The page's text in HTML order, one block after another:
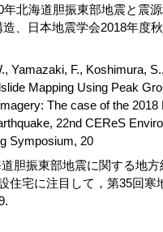
年北海道胆振東部地震と震
、日本地震学会2018年度
Yamazaki, F., Koshimura,
Mapping Using Peak
The case of the 2018
22nd CEReS
Symposium, 20
胆振東部地震に関する地
住宅に注目して，第35回寒